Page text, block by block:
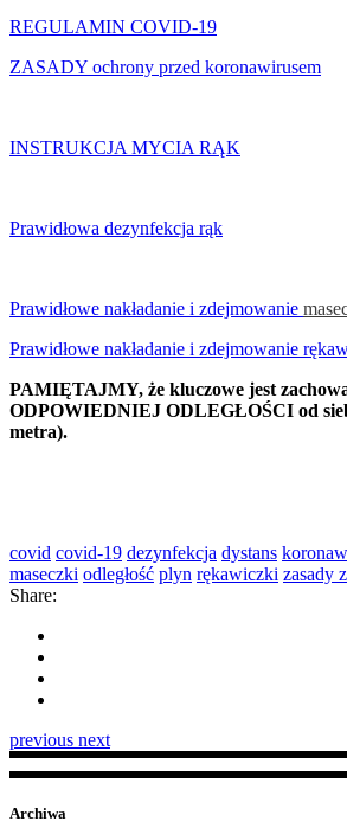
REGULAMIN COVID-19
ZASADY ochrony przed koronawirusem
INSTRUKCJA MYCIA RĄK
Prawidłowa dezynfekcja rąk
Prawidłowe nakładanie i zdejmowanie
Prawidłowe nakładanie i zdejmowanie
PAMIĘTAJMY, że kluczowe jest
ODPOWIEDNIEJ ODLEGŁOŚCI od
metra).
covid covid-19 dezynfekcja dystans
maseczki odległość plyn rękawiczki zasady
Share:
previous next
Archiwa